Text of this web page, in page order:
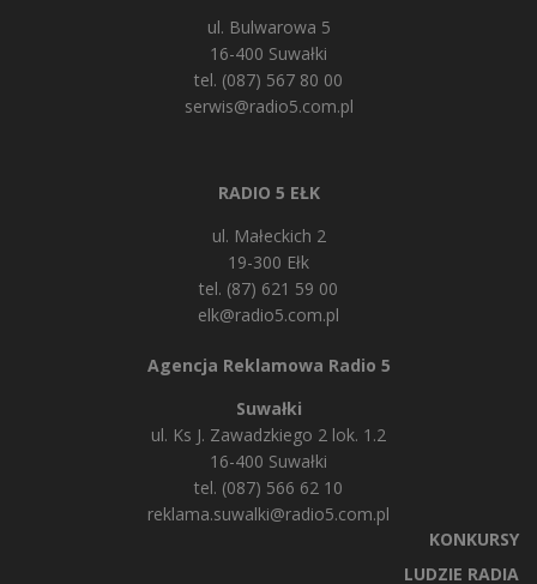
ul. Bulwarowa 5
16-400 Suwałki
tel. (087) 567 80 00
serwis@radio5.com.pl
RADIO 5 EŁK
ul. Małeckich 2
19-300 Ełk
tel. (87) 621 59 00
elk@radio5.com.pl
Agencja Reklamowa Radio 5
Suwałki
ul. Ks J. Zawadzkiego 2 lok. 1.2
16-400 Suwałki
tel. (087) 566 62 10
reklama.suwalki@radio5.com.pl
KONKURSY
LUDZIE RADIA